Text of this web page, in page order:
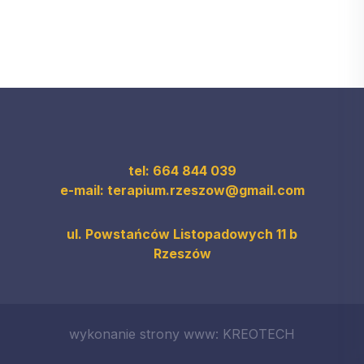
tel: 664 844 039
e-mail: terapium.rzeszow@gmail.com
ul. Powstańców Listopadowych 11 b
Rzeszów
wykonanie strony www: KREOTECH